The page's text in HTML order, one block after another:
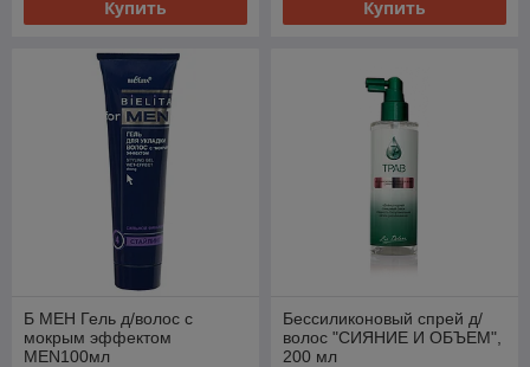
Купить Купить
Б МЕН Гель д/волос с
мокрым эффектом
MEN100мл
Бессиликоновый спрей д/
волос "СИЯНИЕ И ОБЪЕМ",
200 мл